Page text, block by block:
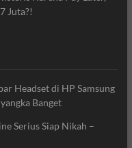
Juta?!
Headset di HP Samsung
Banget
Serius Siap Nikah –